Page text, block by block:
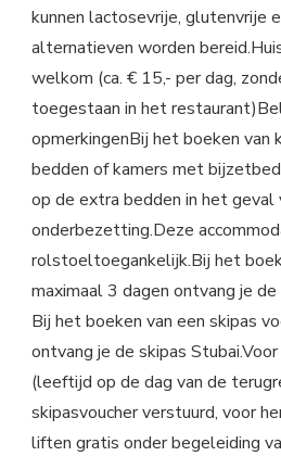
kunnen lactosevrije, glutenvrije
alternatieven worden
welkom (ca. € 15,- per dag,
toegestaan in het
opmerkingenBij het boeken van
bedden of kamers met
op de extra bedden in het geval
onderbezetting.Deze
rolstoeltoegankelijk.Bij het
maximaal 3 dagen ontvang je
Bij het boeken van een skipas
ontvang je de skipas
(leeftijd op de dag van de
skipasvoucher verstuurd, voor
liften gratis onder begeleiding